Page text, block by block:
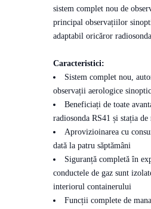
sistem complet nou de
principal observațiilor
adaptabil oricăror
Caracteristici:
Sistem complet nou,
observații aerologice
Beneficiați de toate
radiosonda RS41 și stația
Aprovizioinarea cu
dată la patru săptămâni
Siguranță completă în
conductele de gaz sunt
interiorul containerului
Funcții complete de